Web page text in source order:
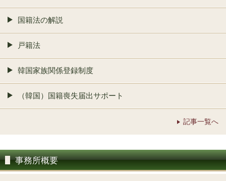
国籍法の解説
戸籍法
韓国家族関係登録制度
（韓国）国籍喪失届出サポート
記事一覧へ
事務所概要